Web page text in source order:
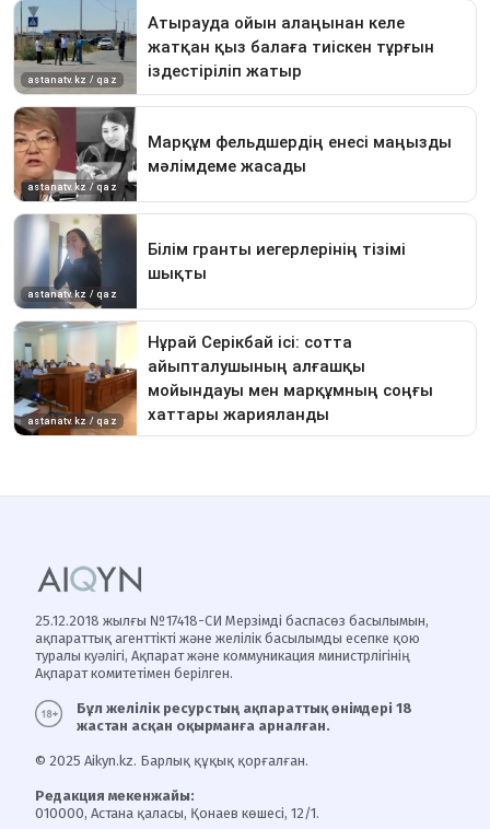
25.12.2018 жылғы №17418-СИ Мерзімді баспасөз басылымын,
ақпараттық агенттікті және желілік басылымды есепке қою
туралы куәлігі, Ақпарат және коммуникация министрлігінің
Ақпарат комитетімен берілген.
Бұл желілік ресурстың ақпараттық өнімдері 18
жастан асқан оқырманға арналған.
© 2025 Aikyn.kz. Барлық құқық қорғалған.
Редакция мекенжайы:
010000, Астана қаласы, Қонаев көшесі, 12/1.